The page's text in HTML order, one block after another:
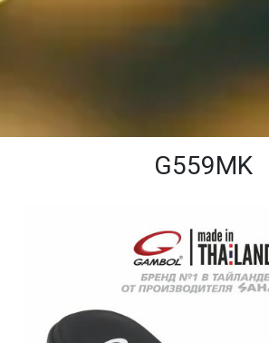
G559MK